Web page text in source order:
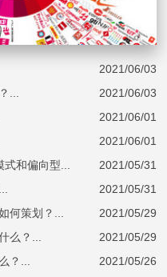
牌决策？
2021/06/03
2021/06/03
...
2021/06/01
2021/06/01
2021/05/31
和偏向型...
2021/05/31
2021/05/29
何策划？...
2021/05/29
么？...
2021/05/26
？...